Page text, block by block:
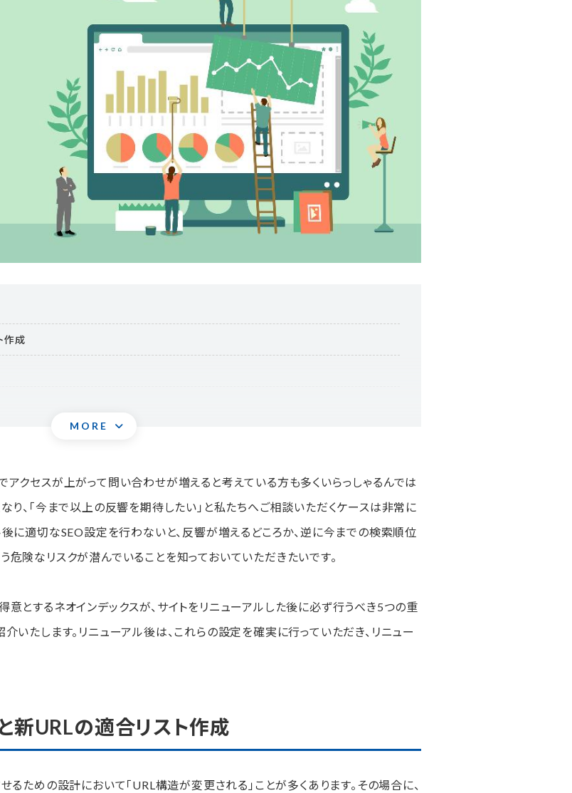
MORE
作成
ダイレクトの設定
のサーチコンソールからのインデックス作業
確認
報の調整によるSEO対策
アクセスが上がって問い合わせが増えると考えている方も多くいらっしゃるんでは
り、「今まで以上の反響を期待したい」と私たちへご相談いただくケースは非常に
後に適切なSEO設定を行わないと、反響が増えるどころか、逆に今までの検索順位
険なリスクが潜んでいることを知っておいていただきたいです。
意とするネオインデックスが、サイトをリニューアルした後に必ず行うべき5つの重
いたします。リニューアル後は、これらの設定を確実に行っていただき、リニュー
新URLの適合リスト作成
ための設計において「URL構造が変更される」ことが多くあります。その場合に、